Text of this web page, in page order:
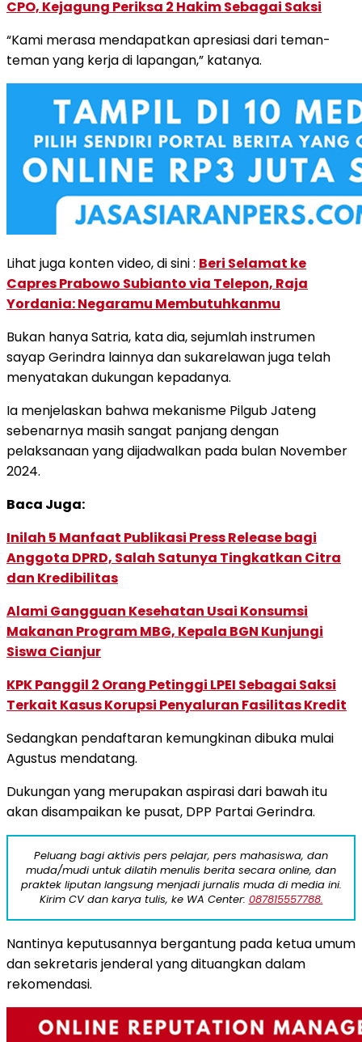
CPO, Kejagung Periksa 2 Hakim Sebagai Saksi
“Kami merasa mendapatkan apresiasi dari teman-
teman yang kerja di lapangan,” katanya.
Lihat juga konten video, di sini : Beri Selamat ke
Capres Prabowo Subianto via Telepon, Raja
Yordania: Negaramu Membutuhkanmu
Bukan hanya Satria, kata dia, sejumlah instrumen
sayap Gerindra lainnya dan sukarelawan juga telah
menyatakan dukungan kepadanya.
Ia menjelaskan bahwa mekanisme Pilgub Jateng
sebenarnya masih sangat panjang dengan
pelaksanaan yang dijadwalkan pada bulan November
2024.
Baca Juga:
Inilah 5 Manfaat Publikasi Press Release bagi
Anggota DPRD, Salah Satunya Tingkatkan Citra
dan Kredibilitas
Alami Gangguan Kesehatan Usai Konsumsi
Makanan Program MBG, Kepala BGN Kunjungi
Siswa Cianjur
KPK Panggil 2 Orang Petinggi LPEI Sebagai Saksi
Terkait Kasus Korupsi Penyaluran Fasilitas Kredit
Sedangkan pendaftaran kemungkinan dibuka mulai
Agustus mendatang.
Dukungan yang merupakan aspirasi dari bawah itu
akan disampaikan ke pusat, DPP Partai Gerindra.
Peluang bagi aktivis pers pelajar, pers mahasiswa, dan
muda/mudi untuk dilatih menulis berita secara online, dan
praktek liputan langsung menjadi jurnalis muda di media ini.
Kirim CV dan karya tulis, ke WA Center: 087815557788.
Nantinya keputusannya bergantung pada ketua umum
dan sekretaris jenderal yang dituangkan dalam
rekomendasi.